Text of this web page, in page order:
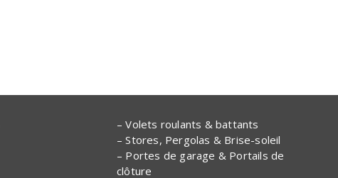
– Volets roulants & battants
– Stores, Pergolas & Brise-soleil
– Portes de garage & Portails de
clôture